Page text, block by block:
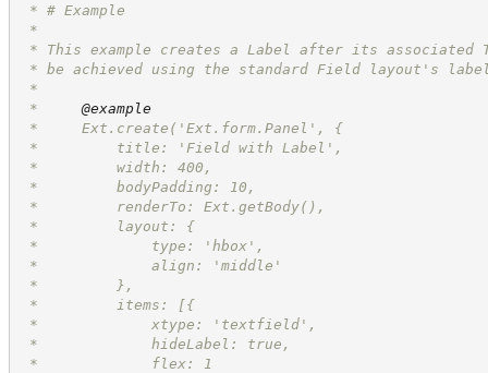
* # Example
*
* This example creates a Label after its
* be achieved using the standard Field layout's
*
* @example
*     Ext.create('Ext.form.Panel', {
*         title: 'Field with Label',
*         width: 400,
*         bodyPadding: 10,
*         renderTo: Ext.getBody(),
*         layout: {
*             type: 'hbox',
*             align: 'middle'
*         },
*         items: [{
*             xtype: 'textfield',
*             hideLabel: true,
*             flex: 1